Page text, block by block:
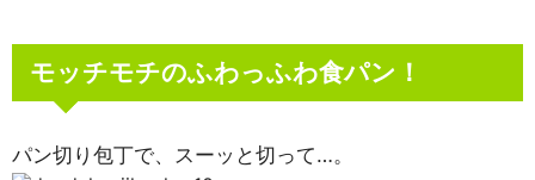
モッチモチのふわっふわ食パン！
パン切り包丁で、スーッと切って…。